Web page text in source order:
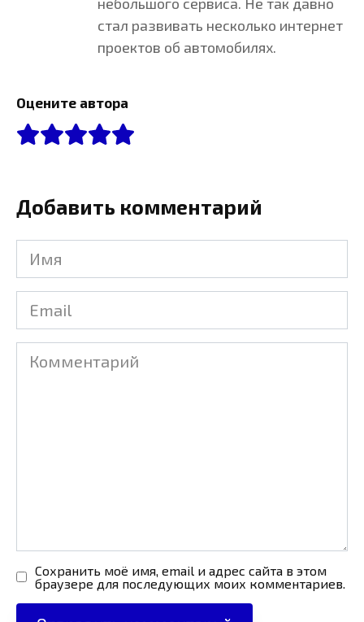
стал развивать несколько интернет
проектов об автомобилях.
Оцените автора
Добавить комментарий
Имя
Email
Комментарий
Сохранить моё имя, email и адрес сайта в этом
браузере для последующих моих комментариев.